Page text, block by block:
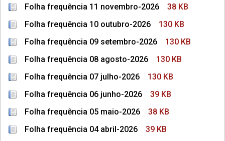
Folha frequência 11 novembro-2026
38 KB
Folha frequência 10 outubro-2026
130 KB
Folha frequência 09 setembro-2026
130 KB
Folha frequência 08 agosto-2026
130 KB
Folha frequência 07 julho-2026
130 KB
Folha frequência 06 junho-2026
39 KB
Folha frequência 05 maio-2026
38 KB
Folha frequência 04 abril-2026
39 KB